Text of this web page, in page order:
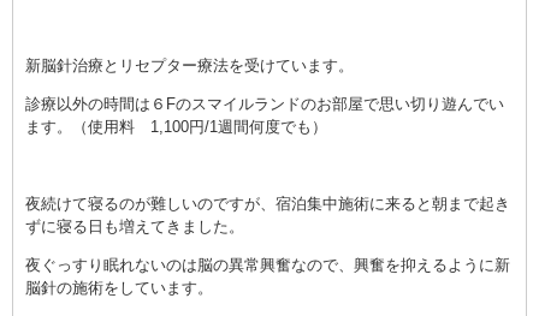
新脳針治療とリセプター療法を受けています。
診療以外の時間は６Fのスマイルランドのお部屋で思い切り遊んでい
ます。（使用料 1,100円/1週間何度でも）
夜続けて寝るのが難しいのですが、宿泊集中施術に来ると朝まで起き
ずに寝る日も増えてきました。
夜ぐっすり眠れないのは脳の異常興奮なので、興奮を抑えるように新
脳針の施術をしています。